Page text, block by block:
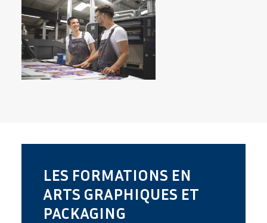
LES FORMATIONS EN
ARTS GRAPHIQUES ET
PACKAGING